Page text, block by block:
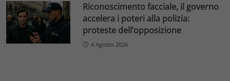
Riconoscimento facciale, il governo
accelera i poteri alla polizia:
proteste dell’opposizione
4 Agosto 2026